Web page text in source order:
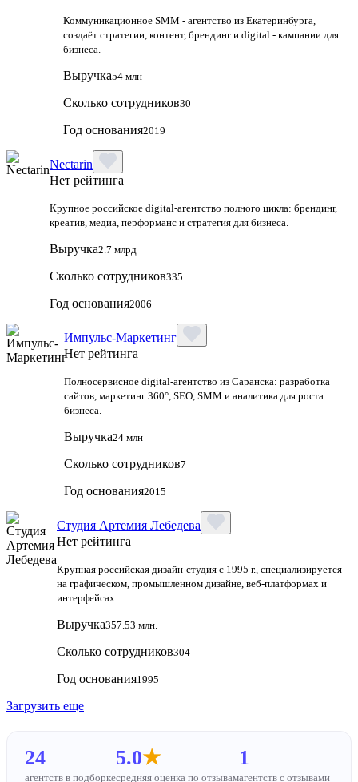
Коммуникационное SMM - агентство из Екатеринбурга,
создаёт стратегии, контент, брендинг и digital - кампании для
бизнеса.
Выручка54 млн
Сколько сотрудников30
Год основания2019
Nectarin
Нет рейтинга
Крупное российское digital‑агентство полного цикла: брендинг,
креатив, медиа, перформанс и стратегия для бизнеса.
Выручка2.7 млрд
Сколько сотрудников335
Год основания2006
Импульс-Маркетинг
Нет рейтинга
Полносервисное digital-агентство из Саранска: разработка
сайтов, маркетинг 360°, SEO, SMM и аналитика для роста
бизнеса.
Выручка24 млн
Сколько сотрудников7
Год основания2015
Студия Артемия Лебедева
Нет рейтинга
Крупная российская дизайн‑студия с 1995 г., специализируется
на графическом, промышленном дизайне, веб‑платформах и
интерфейсах
Выручка357.53 млн.
Сколько сотрудников304
Год основания1995
Загрузить еще
24
агентств в подборке
5.0★
средняя оценка по отзывам
1
агентств с отзывами